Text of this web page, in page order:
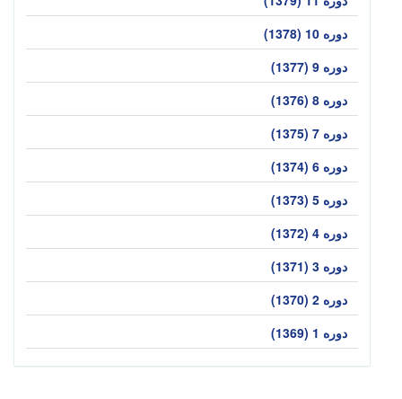
دوره 10 (1378)
دوره 9 (1377)
دوره 8 (1376)
دوره 7 (1375)
دوره 6 (1374)
دوره 5 (1373)
دوره 4 (1372)
دوره 3 (1371)
دوره 2 (1370)
دوره 1 (1369)